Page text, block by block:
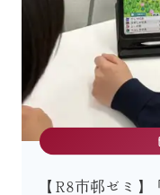
【R8市邨ゼミ】